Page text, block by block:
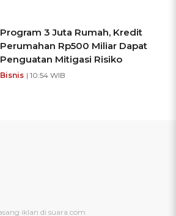
Program 3 Juta Rumah, Kredit
Perumahan Rp500 Miliar Dapat
Penguatan Mitigasi Risiko
Bisnis | 10:54 WIB